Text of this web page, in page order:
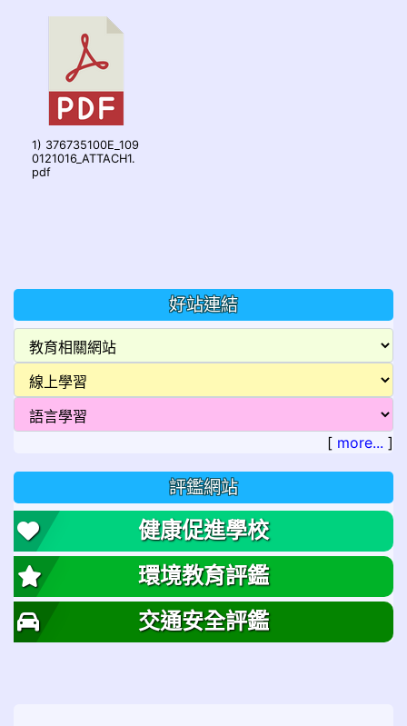
1) 376735100E_109
0121016_ATTACH1.
pdf
好站連結
[ more... ]
評鑑網站
健康促進學校
環境教育評鑑
交通安全評鑑